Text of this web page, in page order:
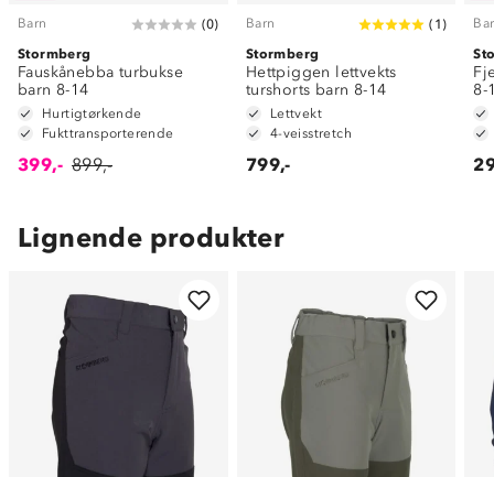
Barn (0)
Stormberg
Fauskånebba turbukse
barn 8-14
Hurtigtørkende
Fukttransporterende
399,- 899,-
Barn ( 1 )
Stormberg
Hettpiggen lettvekts
turshorts barn 8-14
Lettvekt
4-veisstretch
799,-
8-
Lignende produkter